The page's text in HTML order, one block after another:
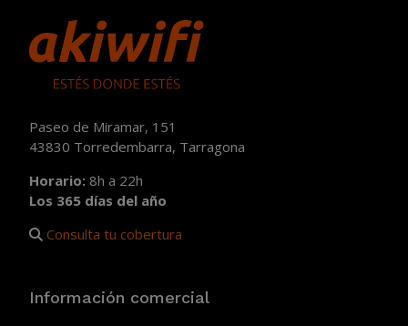
Paseo de Miramar, 151
43830 Torredembarra, Tarragona
Horario: 8h a 22h
Los 365 días del año
Consulta tu cobertura
Información comercial